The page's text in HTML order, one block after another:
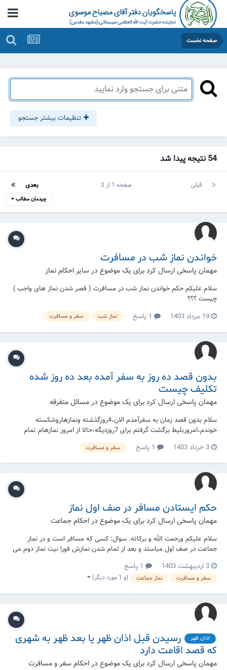
صفحه نخست
تنظیمات بیشتر جستجو
54 نتیجه پیدا شد
قبلی بعدی صفحه 1 از 3
چیدمان مطالب
خواندن نماز شب در مسافرت
مهمان پاسخی ارسال کرد برای یک موضوع در سایر احکام نماز
سلام علیکم حکم خواندن نماز شب در مسافرت ( قصر شدن نماز های واجب )
چیست ؟؟؟
19 مرداد 1403
نماز شب سفر و مسافرت
بدون قصد ده روز به سفر آمده بعد ده روز شده
تکلیف چیست
مهمان پاسخی ارسال کرد برای یک موضوع در مسائل متفرقه
سلام بدون قصد زمان به سفرآمدم الان،4روزگذشته ونمازهاروشکسته
خوندم،امروزبلیط برگشت گرفتم برای 7روزدیگه،حالا از امروز نمازهام تمام
3 خرداد 1403 سفر و مسافرت
حکم ایستادن مسافر در صف اول نماز
مهمان پاسخی ارسال کرد برای یک موضوع در احکام جماعت
سلام علیکم ورحمت الله و برکاته. سوال: کسی که مسافر است و در نماز
جماعت در صف اول میاستد و بعد از تمام شدن نمازش فورا نیت نماز دوم می
مسافر واسطه اتصال آن هااست آیا به نماز آن ها خلل وارد می کند؟
3 اردیبهشت 1403
سفر و مسافرت نماز جماعت (و 1 مورد دیگر)
اذان ظهر
رسیدن قبل اذان ظهر یا بعد ظهر به شهری
که قصد اقامت دارد
مهمان پاسخی ارسال کرد برای یک موضوع در احکام سفر و مسافرت